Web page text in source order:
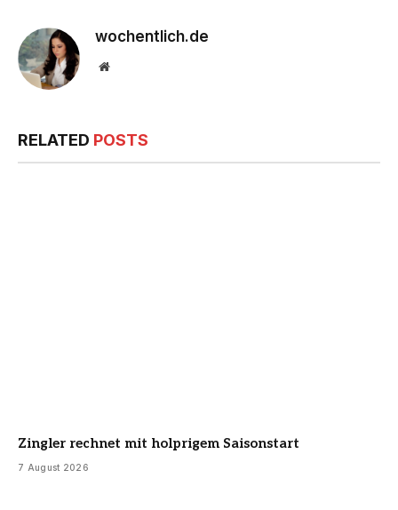
wochentlich.de
Website
RELATED POSTS
Zingler rechnet mit holprigem Saisonstart
7 August 2026